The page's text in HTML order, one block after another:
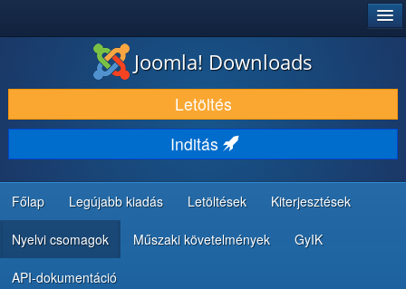
LETÖLTÉS ÉS KITERJESZTÉS
FEDEZZE FEL ÉS TANULJA MEG
KÖZÖSSÉG ÉS TÁMOGATÁS
FEJLESZTŐI ERŐFORRÁSOK
Joomla! Downloads
Letöltés
Inditás
Főlap Legújabb kiadás Letöltések Kiterjesztések
Nyelvi csomagok Műszaki követelmények GyIK
API-dokumentáció